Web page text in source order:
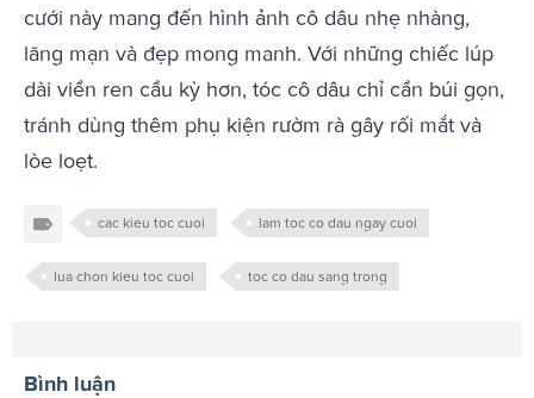
cưới này mang đến hình ảnh cô dâu nhẹ nhàng,
lãng mạn và đẹp mong manh. Với những chiếc lúp
dài viền ren cầu kỳ hơn, tóc cô dâu chỉ cần búi gọn,
tránh dùng thêm phụ kiện rườm rà gây rối mắt và
lòe loẹt.
cac kieu toc cuoi lam toc co dau ngay cuoi
lua chon kieu toc cuoi toc co dau sang trong
Bình luận